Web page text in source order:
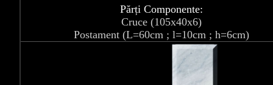
Părți Componente:
Cruce (105x40x6)
Postament (L=60cm ; l=10cm ; h=6cm)